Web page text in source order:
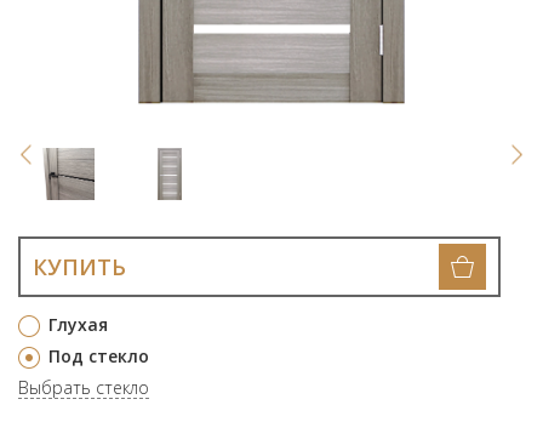
Глухая
Под стекло
Выбрать стекло
КУПИТЬ